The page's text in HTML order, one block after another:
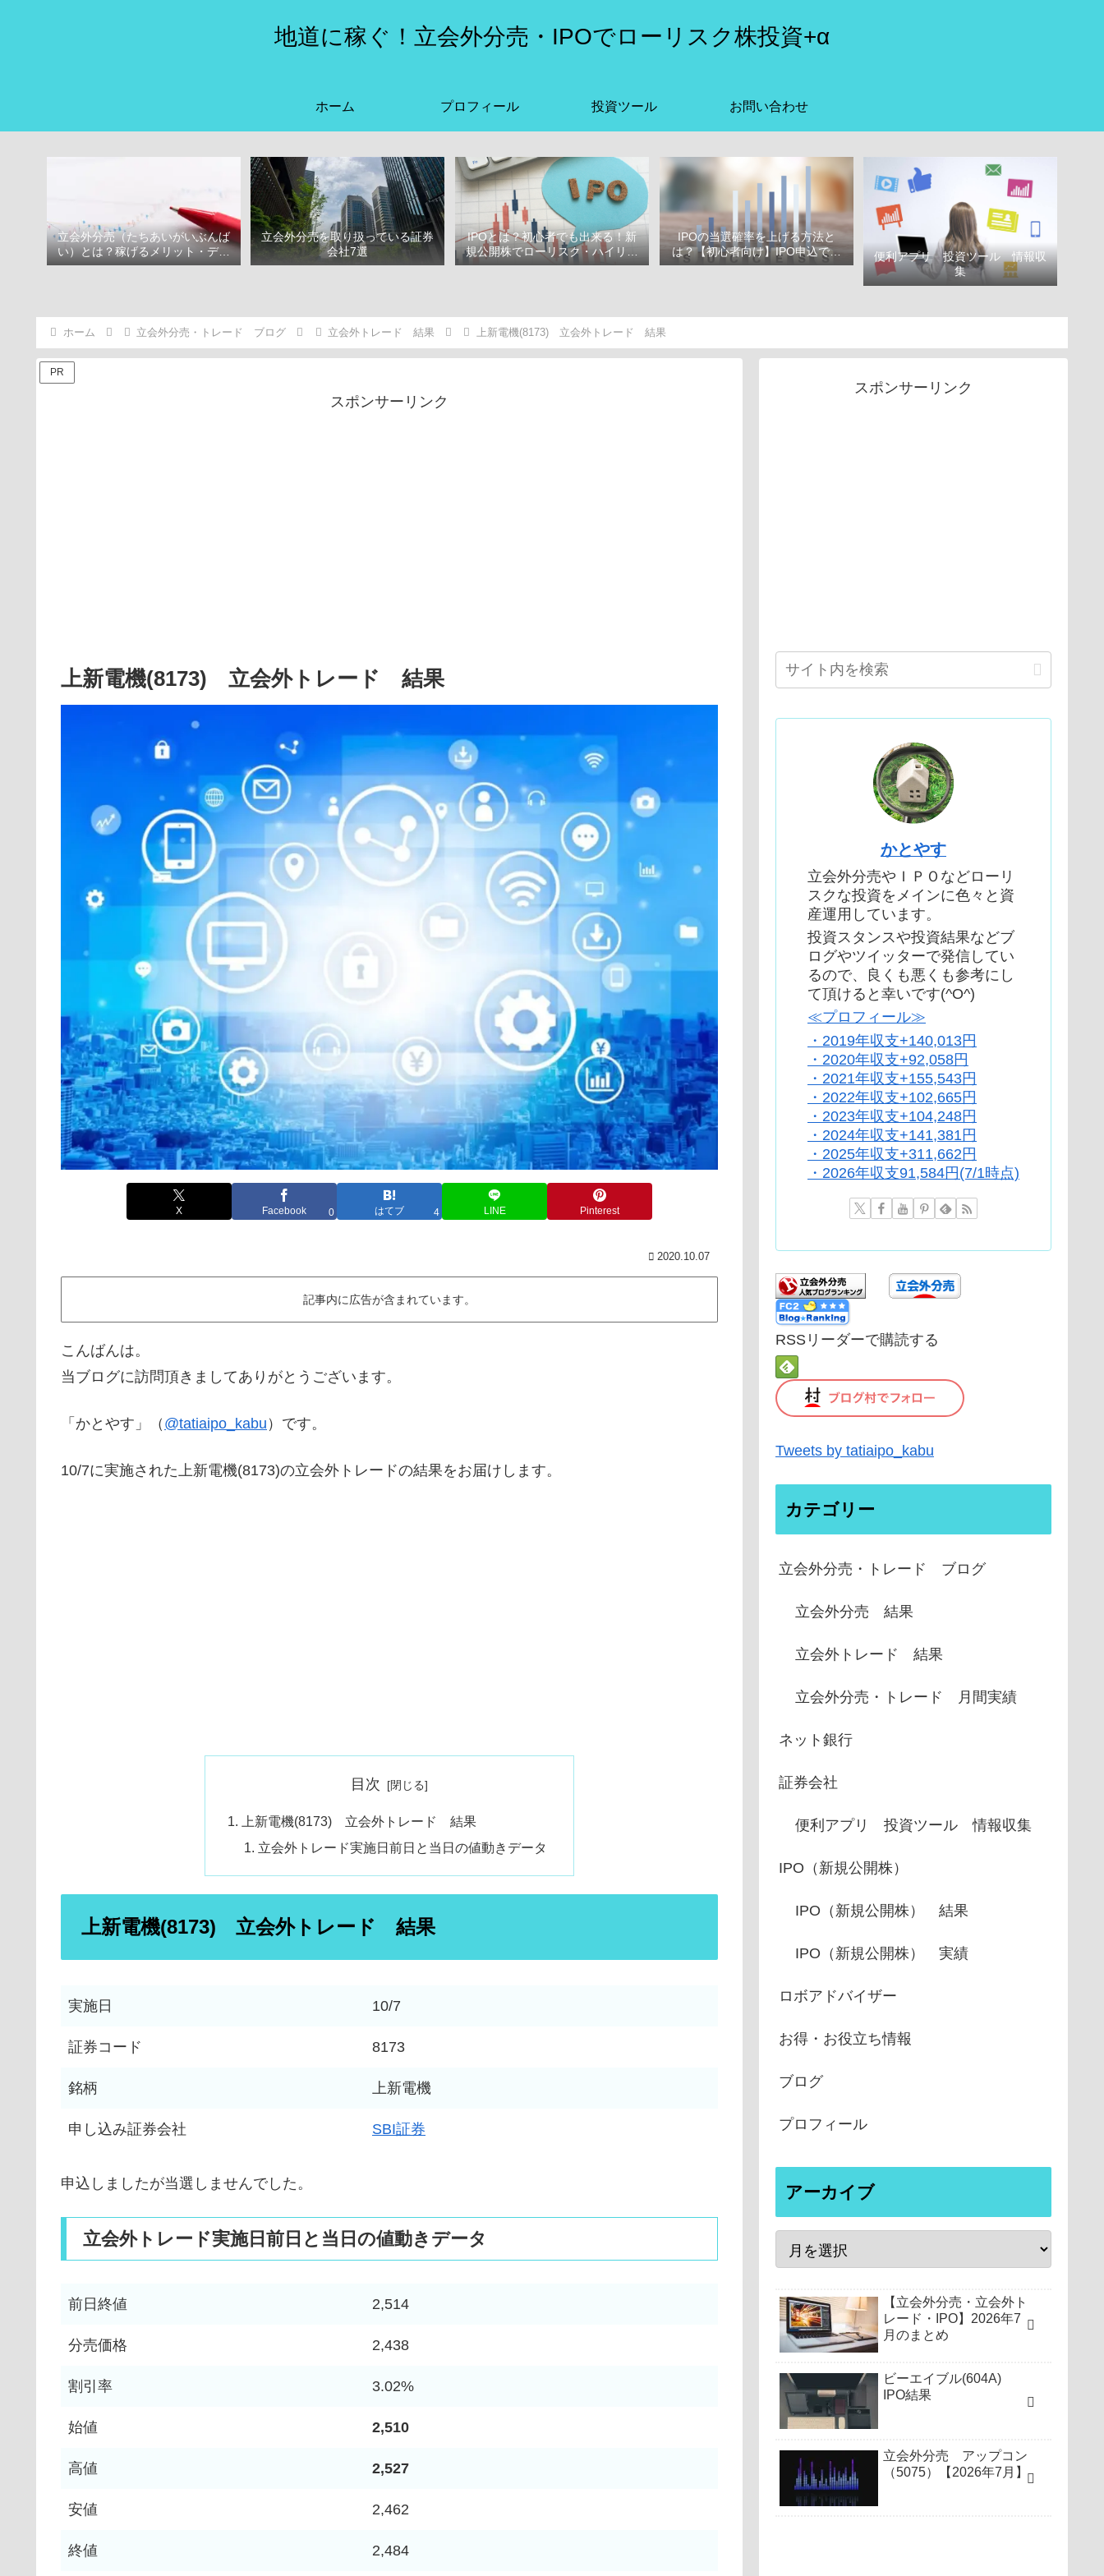
地道に稼ぐ！立会外分売・IPOでローリスク株投資+α
ホーム プロフィール 投資ツール お問い合わせ
立会外分売（たちあいがいぶんば
い）とは？稼げるメリット・デメ
リット
立会外分売を取り扱っている証券
会社7選
IPOとは？初心者でも出来る！新
規公開株でローリスク・ハイリタ
ーン投資をはじめよう！
IPOの当選確率を上げる方法と
は？【初心者向け】IPO申込で選
ぶべき証券会社
便利アプリ 投資ツール 情報収
集
ホーム 立会外分売・トレード ブログ 立会外トレード 結果 上新電機(8173) 立会外トレード 結果
PR
スポンサーリンク
上新電機(8173) 立会外トレード 結果
X Facebook 0 はてブ 4 LINE Pinterest
2020.10.07
記事内に広告が含まれています。
こんばんは。
当ブログに訪問頂きましてありがとうございます。
「かとやす」（ @tatiaipo_kabu ）です。
10/7に実施された上新電機(8173)の立会外トレードの結果をお届けします。
目次
上新電機(8173) 立会外トレード 結果
立会外トレード実施日前日と当日の値動きデータ
上新電機(8173) 立会外トレード 結果
実施日 10/7
証券コード 8173
銘柄 上新電機
申し込み証券会社 SBI証券
申込しましたが当選しませんでした。
立会外トレード実施日前日と当日の値動きデータ
前日終値 2,514
分売価格 2,438
割引率 3.02%
始値 2,510
高値 2,527
安値 2,462
終値 2,484
スポンサーリンク
かとやす
立会外分売やＩＰＯなどローリ
スクな投資をメインに色々と資
産運用しています。
投資スタンスや投資結果などブ
ログやツイッターで発信してい
るので、良くも悪くも参考にし
て頂けると幸いです(^O^)
≪プロフィール≫
・2019年収支+140,013円
・2020年収支+92,058円
・2021年収支+155,543円
・2022年収支+102,665円
・2023年収支+104,248円
・2024年収支+141,381円
・2025年収支+311,662円
・2026年収支91,584円(7/1時点)
RSSリーダーで購読する
Tweets by tatiaipo_kabu
カテゴリー
立会外分売・トレード ブログ
立会外分売 結果
立会外トレード 結果
立会外分売・トレード 月間実績
ネット銀行
証券会社
便利アプリ 投資ツール 情報収集
IPO（新規公開株）
IPO（新規公開株） 結果
IPO（新規公開株） 実績
ロボアドバイザー
お得・お役立ち情報
ブログ
プロフィール
アーカイブ
【立会外分売・立会外ト
レード・IPO】2026年7
月のまとめ
ビーエイブル(604A)
IPO結果
立会外分売 アップコン
（5075）【2026年7月】